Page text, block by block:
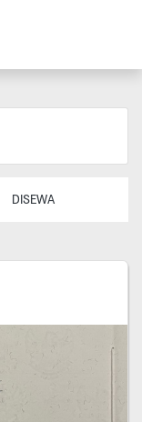
DISEWA